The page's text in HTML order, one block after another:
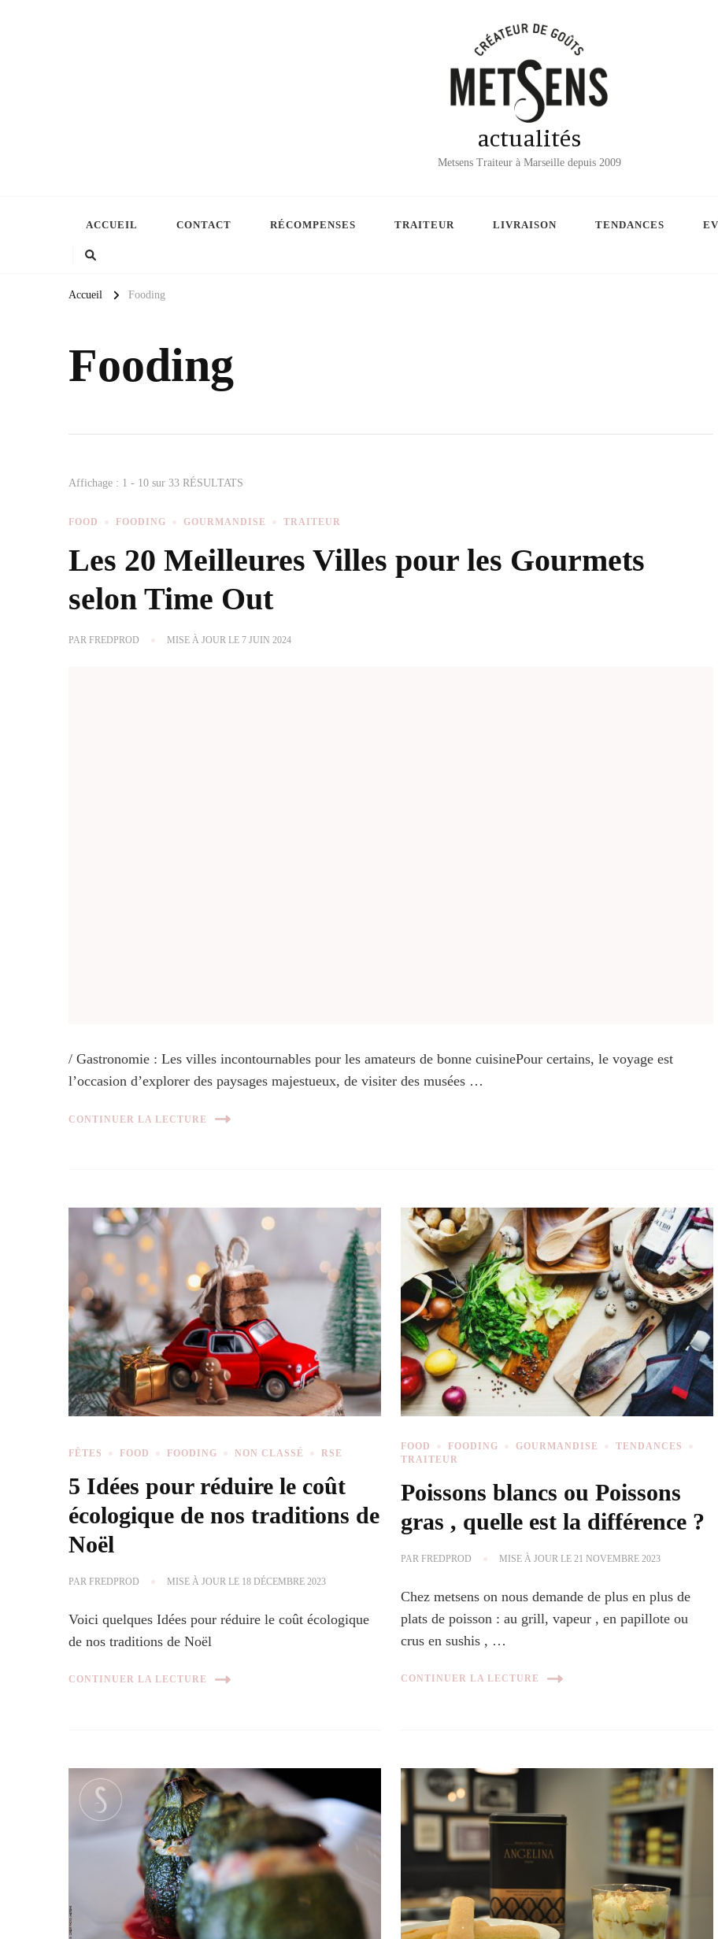
actualités
Metsens Traiteur à Marseille depuis 2009
ACCUEIL CONTACT RÉCOMPENSES TRAITEUR LIVRAISON TENDANCES
Accueil Fooding
Fooding
Affichage : 1 - 10 sur 33 RÉSULTATS
FOOD FOODING GOURMANDISE TRAITEUR
Les 20 Meilleures Villes pour les Gourmets
selon Time Out
PARFREDPROD MISE À JOUR LE 7 JUIN 2024
/ Gastronomie : Les villes incontournables pour les amateurs de bonne cuisinePour certains, le voyage est
l’occasion d’explorer des paysages majestueux, de visiter des musées …
CONTINUER LA LECTURE
FÊTES FOOD FOODING NON CLASSÉ RSE
5 Idées pour réduire le coût
écologique de nos traditions de
Noël
PARFREDPROD MISE À JOUR LE 18 DÉCEMBRE 2023
Voici quelques Idées pour réduire le coût écologique
de nos traditions de Noël
CONTINUER LA LECTURE
FOOD FOODING GOURMANDISE
TENDANCES
TRAITEUR
Poissons blancs ou Poissons
gras , quelle est la différence ?
PARFREDPROD MISE À JOUR LE 21 NOVEMBRE 2023
Chez metsens on nous demande de plus en plus de
plats de poisson : au grill, vapeur , en papillote ou
crus en sushis , …
CONTINUER LA LECTURE